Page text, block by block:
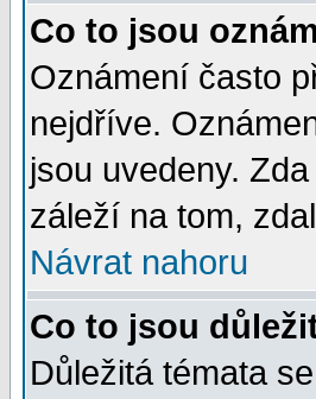
Co to jsou
Oznámení často
nejdříve.
jsou uvedeny.
záleží na tom,
Návrat nahoru
Co to jsou
Důležitá témata